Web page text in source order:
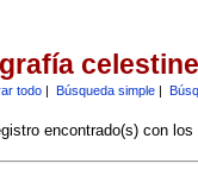
todo| Búsqueda simple|
encontrado(s) con